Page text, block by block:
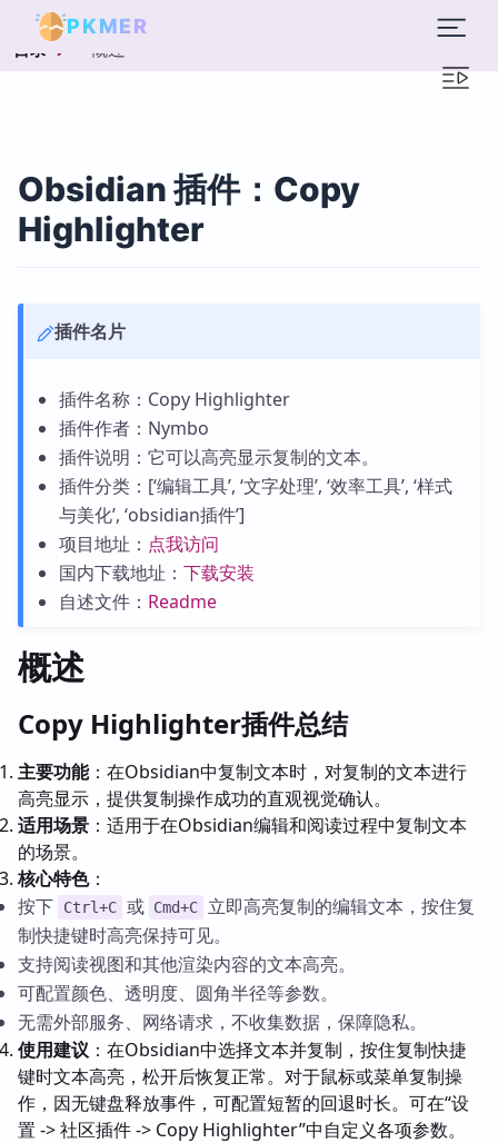
PKMER
目录 概述
Obsidian 插件：Copy
Highlighter
插件名片
插件名称：Copy Highlighter
插件作者：Nymbo
插件说明：它可以高亮显示复制的文本。
插件分类：[‘编辑工具’, ‘文字处理’, ‘效率工具’, ‘样式
与美化’, ‘obsidian插件’]
项目地址： 点我访问
国内下载地址： 下载安装
自述文件： Readme
概述
Copy Highlighter插件总结
主要功能：在Obsidian中复制文本时，对复制的文本进行
高亮显示，提供复制操作成功的直观视觉确认。
适用场景 ：适用于在Obsidian编辑和阅读过程中复制文本
的场景。
核心特色：
按下
Ctrl+C 或 Cmd+C
立即高亮复制的编辑文本，按住复
制快捷键时高亮保持可见。
支持阅读视图和其他渲染内容的文本高亮。
可配置颜色、透明度、圆角半径等参数。
无需外部服务、网络请求，不收集数据，保障隐私。
使用建议 ：在Obsidian中选择文本并复制，按住复制快捷
键时文本高亮，松开后恢复正常。对于鼠标或菜单复制操
作，因无键盘释放事件，可配置短暂的回退时长。可在“设
置 -> 社区插件 -> Copy Highlighter”中自定义各项参数。